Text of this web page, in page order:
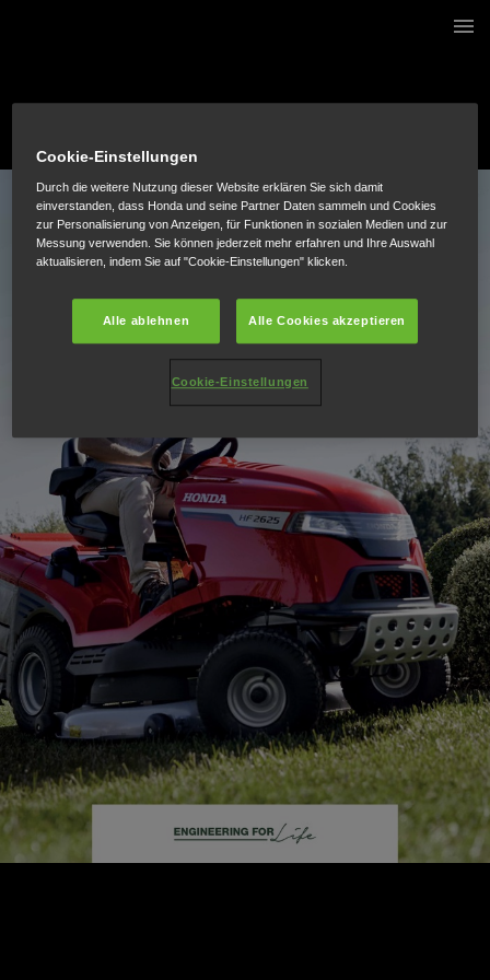
Cookie-Einstellungen
Durch die weitere Nutzung dieser Website erklären Sie sich damit
einverstanden, dass Honda und seine Partner Daten sammeln und Cookies
zur Personalisierung von Anzeigen, für Funktionen in sozialen Medien und zur
Messung verwenden. Sie können jederzeit mehr erfahren und Ihre Auswahl
aktualisieren, indem Sie auf "Cookie-Einstellungen" klicken.
Alle ablehnen Alle Cookies akzeptieren
Cookie-Einstellungen